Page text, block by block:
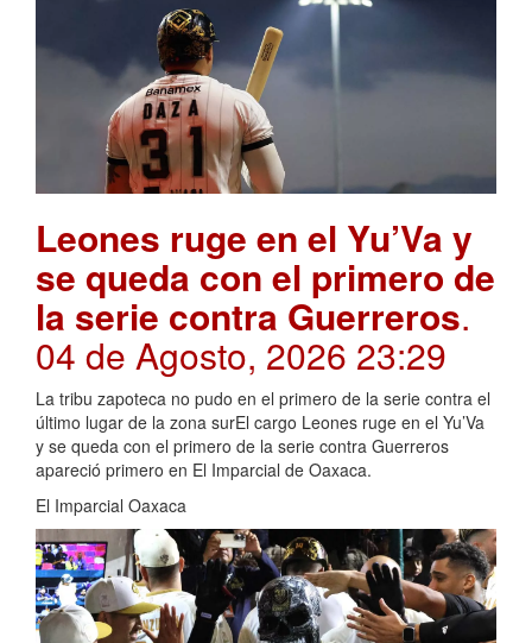
Leones ruge en el Yu’Va y
se queda con el primero de
la serie contra Guerreros.
04 de Agosto, 2026 23:29
La tribu zapoteca no pudo en el primero de la serie contra el
último lugar de la zona surEl cargo Leones ruge en el Yu’Va
y se queda con el primero de la serie contra Guerreros
apareció primero en El Imparcial de Oaxaca.
El Imparcial Oaxaca